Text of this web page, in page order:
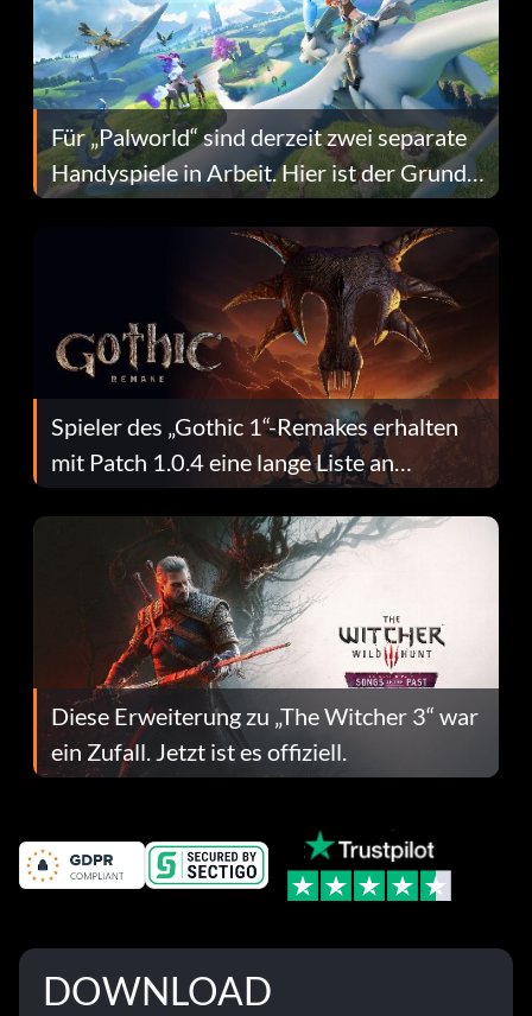
Für „Palworld“ sind derzeit zwei separate
Handyspiele in Arbeit. Hier ist der Grund
dafür.
Spieler des „Gothic 1“-Remakes erhalten
mit Patch 1.0.4 eine lange Liste an
Fehlerbehebungen
Diese Erweiterung zu „The Witcher 3“ war
ein Zufall. Jetzt ist es offiziell.
DOWNLOAD